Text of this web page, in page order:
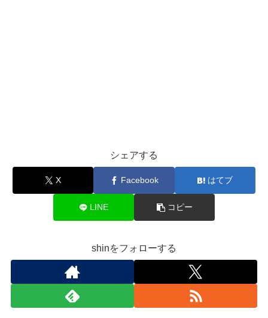
シェアする
X Facebook はてブ
LINE コピー
shinをフォローする